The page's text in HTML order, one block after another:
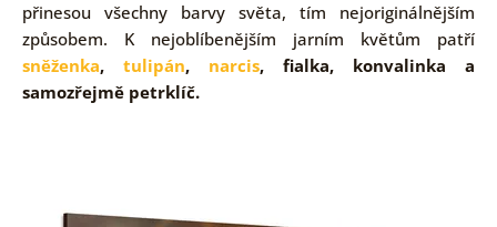
přinesou všechny barvy světa, tím nejoriginálnějším
způsobem. K nejoblíbenějším jarním květům patří
sněženka, tulipán, narcis, fialka, konvalinka a
samozřejmě petrklíč.